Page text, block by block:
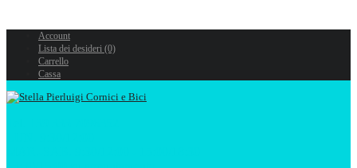
Account
Lista dei desideri (0)
Carrello
Cassa